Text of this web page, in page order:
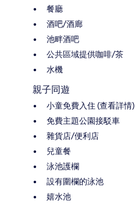
餐廳
酒吧/酒廊
池畔酒吧
公共區域提供咖啡/茶
水機
親子同遊
小童免費入住 (查看詳情)
免費主題公園接駁車
雜貨店/便利店
兒童餐
泳池護欄
設有圍欄的泳池
嬉水池